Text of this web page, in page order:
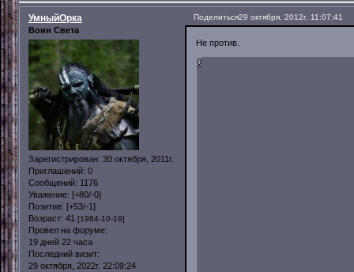
Поделиться29 октября, 2012г. 11:07:41
УмныйОрка
Воин Света
Зарегистрирован: 30 октября, 2011г.
Приглашений: 0
Сообщений: 1176
Уважение: [+80/-0]
Позитив: [+53/-1]
Возраст: 41 [1984-10-19]
Провел на форуме:
19 дней 22 часа
Последний визит:
29 октября, 2022г. 22:09:24
Не против.
0